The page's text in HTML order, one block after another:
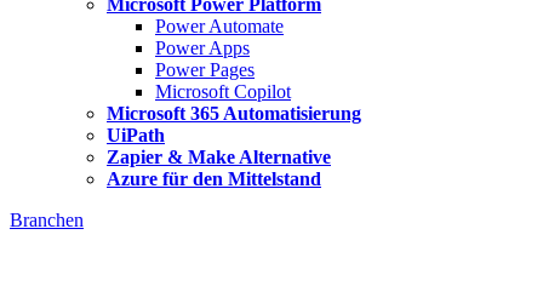
Microsoft Power Platform
Power Automate
Power Apps
Power Pages
Microsoft Copilot
Microsoft 365 Automatisierung
UiPath
Zapier & Make Alternative
Azure für den Mittelstand
Branchen